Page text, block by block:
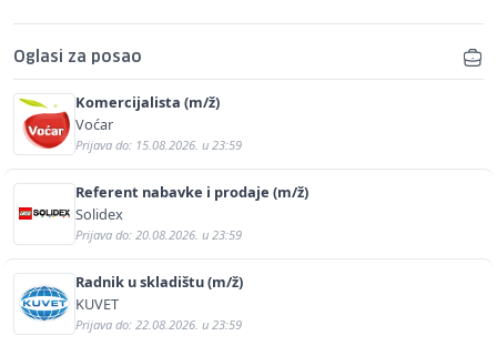
Oglasi za posao
Komercijalista (m/ž)
Voćar
Prijava do: 15.08.2026. u 23:59
Referent nabavke i prodaje (m/ž)
Solidex
Prijava do: 20.08.2026. u 23:59
Radnik u skladištu (m/ž)
KUVET
Prijava do: 22.08.2026. u 23:59